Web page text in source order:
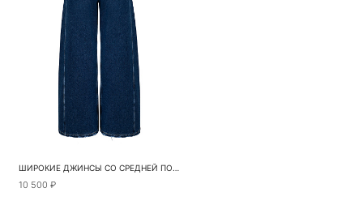
ШИРОКИЕ ДЖИНСЫ СО СРЕДНЕЙ ПОСАДКОЙ
10 500 ₽